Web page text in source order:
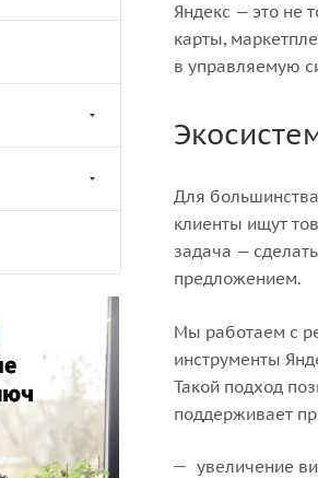
Яндекс — это не
карты,
в управляемую
Для
клиенты ищут
задача —
предложением.
Мы работаем с
инструменты
Такой подход
поддерживает
увеличение